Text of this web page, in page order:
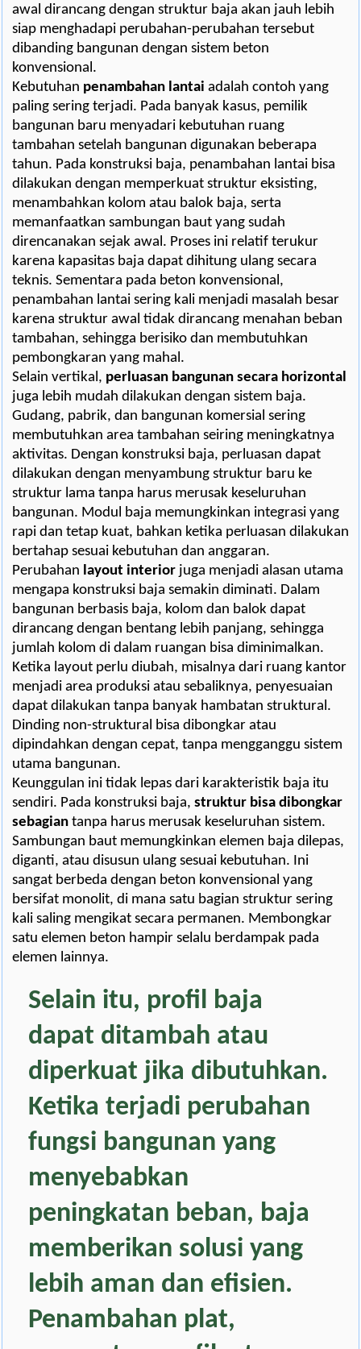
awal dirancang dengan struktur baja akan jauh lebih
siap menghadapi perubahan-perubahan tersebut
dibanding bangunan dengan sistem beton
konvensional.
Kebutuhan penambahan lantai adalah contoh yang
paling sering terjadi. Pada banyak kasus, pemilik
bangunan baru menyadari kebutuhan ruang
tambahan setelah bangunan digunakan beberapa
tahun. Pada konstruksi baja, penambahan lantai bisa
dilakukan dengan memperkuat struktur eksisting,
menambahkan kolom atau balok baja, serta
memanfaatkan sambungan baut yang sudah
direncanakan sejak awal. Proses ini relatif terukur
karena kapasitas baja dapat dihitung ulang secara
teknis. Sementara pada beton konvensional,
penambahan lantai sering kali menjadi masalah besar
karena struktur awal tidak dirancang menahan beban
tambahan, sehingga berisiko dan membutuhkan
pembongkaran yang mahal.
Selain vertikal, perluasan bangunan secara horizontal
juga lebih mudah dilakukan dengan sistem baja.
Gudang, pabrik, dan bangunan komersial sering
membutuhkan area tambahan seiring meningkatnya
aktivitas. Dengan konstruksi baja, perluasan dapat
dilakukan dengan menyambung struktur baru ke
struktur lama tanpa harus merusak keseluruhan
bangunan. Modul baja memungkinkan integrasi yang
rapi dan tetap kuat, bahkan ketika perluasan dilakukan
bertahap sesuai kebutuhan dan anggaran.
Perubahan layout interior juga menjadi alasan utama
mengapa konstruksi baja semakin diminati. Dalam
bangunan berbasis baja, kolom dan balok dapat
dirancang dengan bentang lebih panjang, sehingga
jumlah kolom di dalam ruangan bisa diminimalkan.
Ketika layout perlu diubah, misalnya dari ruang kantor
menjadi area produksi atau sebaliknya, penyesuaian
dapat dilakukan tanpa banyak hambatan struktural.
Dinding non-struktural bisa dibongkar atau
dipindahkan dengan cepat, tanpa mengganggu sistem
utama bangunan.
Keunggulan ini tidak lepas dari karakteristik baja itu
sendiri. Pada konstruksi baja, struktur bisa dibongkar
sebagian tanpa harus merusak keseluruhan sistem.
Sambungan baut memungkinkan elemen baja dilepas,
diganti, atau disusun ulang sesuai kebutuhan. Ini
sangat berbeda dengan beton konvensional yang
bersifat monolit, di mana satu bagian struktur sering
kali saling mengikat secara permanen. Membongkar
satu elemen beton hampir selalu berdampak pada
elemen lainnya.
Selain itu, profil baja
dapat ditambah atau
diperkuat jika dibutuhkan.
Ketika terjadi perubahan
fungsi bangunan yang
menyebabkan
peningkatan beban, baja
memberikan solusi yang
lebih aman dan efisien.
Penambahan plat,